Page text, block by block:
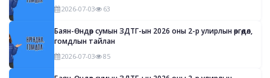
2026-07-03 63
Баян-Өндөр сумын ЗДТГ-ын 2026 оны 2-р улирлын өргөдөл,
гомдлын тайлан
2026-07-03 85